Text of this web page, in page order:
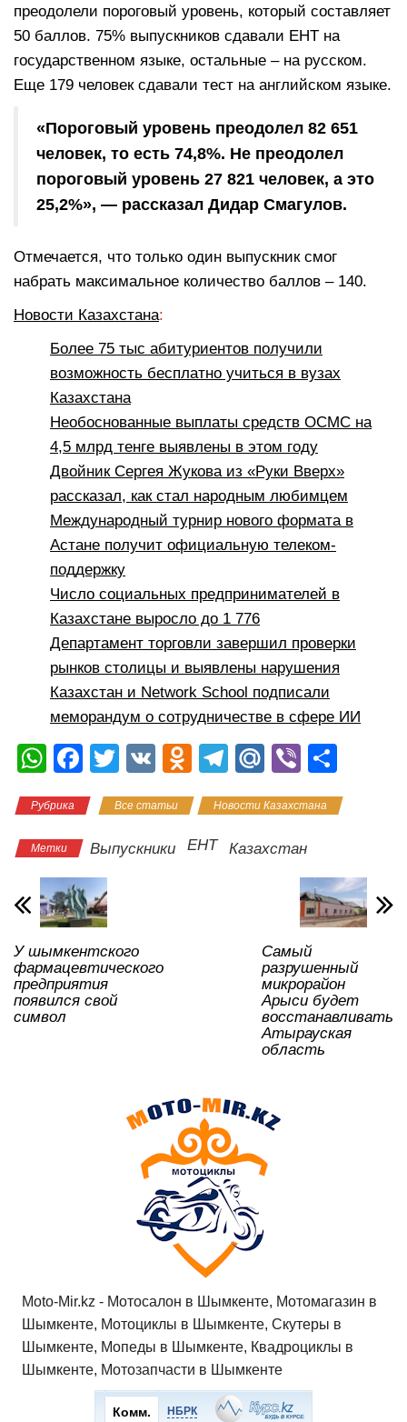
преодолели пороговый уровень, который составляет
50 баллов. 75% выпускников сдавали ЕНТ на
государственном языке, остальные – на русском.
Еще 179 человек сдавали тест на английском языке.
«Пороговый уровень преодолел 82 651
человек, то есть 74,8%. Не преодолел
пороговый уровень 27 821 человек, а это
25,2%», — рассказал Дидар Смагулов.
Отмечается, что только один выпускник смог
набрать максимальное количество баллов – 140.
Новости Казахстана:
Более 75 тыс абитуриентов получили
возможность бесплатно учиться в вузах
Казахстана
Необоснованные выплаты средств ОСМС на
4,5 млрд тенге выявлены в этом году
Двойник Сергея Жукова из «Руки Вверх»
рассказал, как стал народным любимцем
Международный турнир нового формата в
Астане получит официальную телеком-
поддержку
Число социальных предпринимателей в
Казахстане выросло до 1 776
Департамент торговли завершил проверки
рынков столицы и выявлены нарушения
Казахстан и Network School подписали
меморандум о сотрудничестве в сфере ИИ
W
at
s
A
p
p
F
c
e
b
o
o
k
T
tt
er
V
O
n
o
T
e
gr
M
.R
u
Vi
er р
в
и
ть
Рубрика Все статьи Новости Казахстана
Метки Выпускники ЕНТ Казахстан
У шымкентского
фармацевтического
предприятия
появился свой
символ
Самый
разрушенный
микрорайон
Арыси будет
восстанавливать
Атырауская
область
Moto-Mir.kz - Мотосалон в Шымкенте, Мотомагазин в
Шымкенте, Мотоциклы в Шымкенте, Скутеры в
Шымкенте, Мопеды в Шымкенте, Квадроциклы в
Шымкенте, Мотозапчасти в Шымкенте